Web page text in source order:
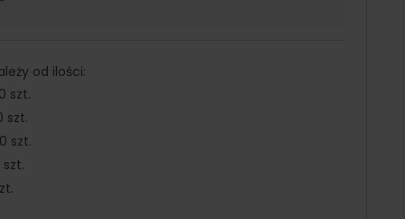
od ilości:
szt.
szt.
szt.
szt.